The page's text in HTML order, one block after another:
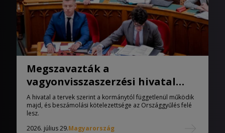
Megszavazták a
vagyonvisszaszerzési hivatal
létrehozását
A hivatal a tervek szerint a kormánytól függetlenül működik
majd, és beszámolási kötelezettsége az Országgyűlés felé
lesz.
2026. július 29.Magyarország